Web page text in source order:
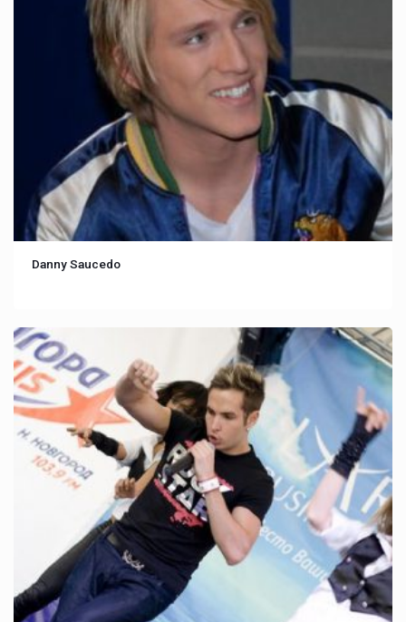
Danny Saucedo